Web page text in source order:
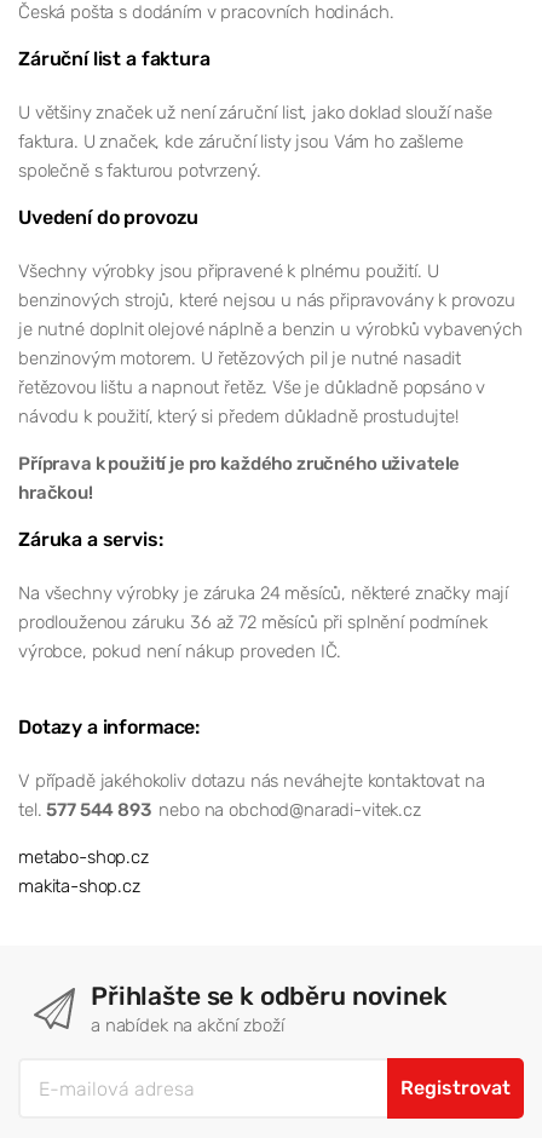
Česká pošta s dodáním v pracovních hodinách.
Záruční list a faktura
U většiny značek už není záruční list, jako doklad slouží naše
faktura. U značek, kde záruční listy jsou Vám ho zašleme
společně s fakturou potvrzený.
Uvedení do provozu
Všechny výrobky jsou připravené k plnému použití. U
benzinových strojů, které nejsou u nás připravovány k provozu
je nutné doplnit olejové náplně a benzin u výrobků vybavených
benzinovým motorem. U řetězových pil je nutné nasadit
řetězovou lištu a napnout řetěz. Vše je důkladně popsáno v
návodu k použití, který si předem důkladně prostudujte!
Příprava k použití je pro každého zručného uživatele
hračkou!
Záruka a servis:
Na všechny výrobky je záruka 24 měsíců, některé značky mají
prodlouženou záruku 36 až 72 měsíců při splnění podmínek
výrobce, pokud není nákup proveden IČ.
Dotazy a informace:
V případě jakéhokoliv dotazu nás neváhejte kontaktovat na
tel.577 544 893 nebo na obchod@naradi-vitek.cz
metabo-shop.cz
makita-shop.cz
Přihlašte se k odběru novinek
a nabídek na akční zboží
Registrovat